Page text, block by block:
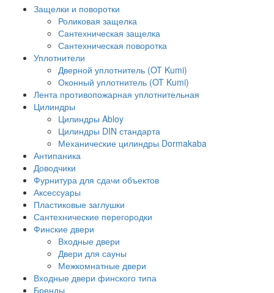
Защелки и поворотки
Роликовая защелка
Сантехническая защелка
Сантехническая поворотка
Уплотнители
Дверной уплотнитель (OT Kumi)
Оконный уплотнитель (OT Kumi)
Лента противопожарная уплотнительная
Цилиндры
Цилиндры Abloy
Цилиндры DIN стандарта
Механические цилиндры Dormakaba
Антипаника
Доводчики
Фурнитура для сдачи объектов
Аксессуары
Пластиковые заглушки
Сантехнические перегородки
Финские двери
Входные двери
Двери для сауны
Межкомнатные двери
Входные двери финского типа
Бренды